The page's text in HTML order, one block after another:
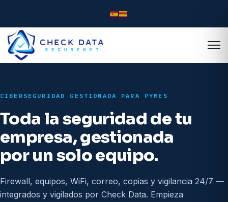
CIBERSEGURIDAD GESTIONADA PARA PYMES
Toda la seguridad de tu
empresa, gestionada
por un solo equipo.
Firewall, equipos, WiFi, correo, copias y vigilancia 24/7 —
integrados y vigilados por Check Data. Empieza